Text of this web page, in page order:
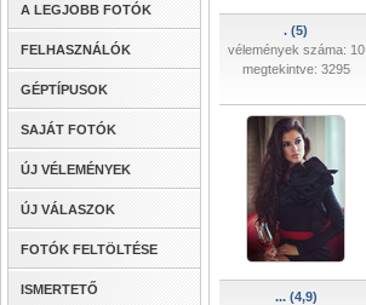
A LEGJOBB FOTÓK
FELHASZNÁLÓK
GÉPTÍPUSOK
SAJÁT FOTÓK
ÚJ VÉLEMÉNYEK
ÚJ VÁLASZOK
FOTÓK FELTÖLTÉSE
ISMERTETŐ
. (5)
vélemények száma: 10
megtekintve: 3295
... (4,9)